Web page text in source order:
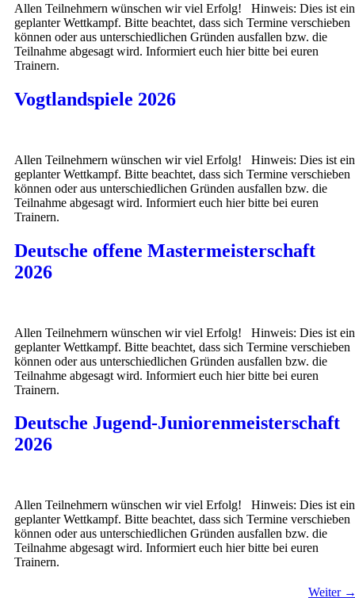
Allen Teilnehmern wünschen wir viel Erfolg! Hinweis: Dies ist ein
geplanter Wettkampf. Bitte beachtet, dass sich Termine verschieben
können oder aus unterschiedlichen Gründen ausfallen bzw. die
Teilnahme abgesagt wird. Informiert euch hier bitte bei euren
Trainern.
Vogtlandspiele 2026
Allen Teilnehmern wünschen wir viel Erfolg! Hinweis: Dies ist ein
geplanter Wettkampf. Bitte beachtet, dass sich Termine verschieben
können oder aus unterschiedlichen Gründen ausfallen bzw. die
Teilnahme abgesagt wird. Informiert euch hier bitte bei euren
Trainern.
Deutsche offene Mastermeisterschaft
2026
Allen Teilnehmern wünschen wir viel Erfolg! Hinweis: Dies ist ein
geplanter Wettkampf. Bitte beachtet, dass sich Termine verschieben
können oder aus unterschiedlichen Gründen ausfallen bzw. die
Teilnahme abgesagt wird. Informiert euch hier bitte bei euren
Trainern.
Deutsche Jugend-Juniorenmeisterschaft
2026
Allen Teilnehmern wünschen wir viel Erfolg! Hinweis: Dies ist ein
geplanter Wettkampf. Bitte beachtet, dass sich Termine verschieben
können oder aus unterschiedlichen Gründen ausfallen bzw. die
Teilnahme abgesagt wird. Informiert euch hier bitte bei euren
Trainern.
Weiter